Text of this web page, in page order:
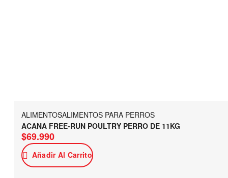
ALIMENTOSALIMENTOS PARA PERROS
ACANA FREE-RUN POULTRY PERRO DE 11KG
$69.990
Añadir Al Carrito